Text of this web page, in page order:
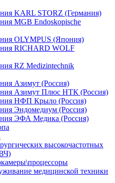
KARL STORZ (Германия)
MGB Endoskopische
OLYMPUS (Япония)
RICHARD WOLF
RZ Medizintechnik
Азимут (Россия)
Азимут Плюс НТК (Россия)
НФП Крыло (Россия)
Эндомедиум (Россия)
ЭФА Медика (Россия)
высокочастотных
медицинской техники